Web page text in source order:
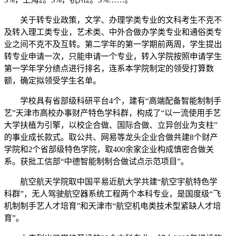
关于转专业政策，文学、办理学类专业的文科考生不克不
及转入理工类专业，艺术类、中外合做办学类专业和通俗类专
业之间不克不及互转。第二学年的第一学期前两周，学生提出
转专业申请一次，只能申请一个专业，转入学院按照申请学生
第一学年学分绩点进行排名，连系本学院制定的领受打算数
额，确定拟领受学生名单。
学校具有省部级科研平台4个，建有“高端配备智能制制手
艺”天津市高校办事财产特色学科群，构成了“以一流使用手艺
大学扶植为引擎，以校企合做、国际合做、立异创业为支柱”
的事业成长款式。取公共、网易等龙头企业合做共建8个财产
学院和2个省部级特色学院，取400余家企业构成慎密合做关
系。获批工信部“中德智能制制合做试点示范项目”。
航空航天学院取中国平易近航大学共建“航空宇航特色学
科群”，无人驾驶航空器系统工程两个本科专业，是国度级“飞
机制制手艺人才培育”和天津市“航空机电类技术型紧缺人才培
育”。